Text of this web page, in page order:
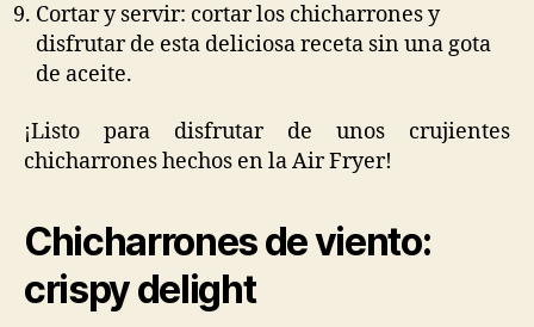
Cortar y servir: cortar los chicharrones y
disfrutar de esta deliciosa receta sin una gota
de aceite.
¡Listo para disfrutar de unos crujientes
chicharrones hechos en la Air Fryer!
Chicharrones de viento:
crispy delight